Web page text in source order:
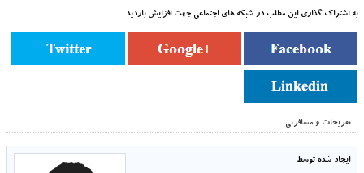
به اشتراک گذاری این مطلب در شبکه های اجتماعی جهت افزایش بازدید
تفریحات و مسافرتی
ایجاد شده توسط